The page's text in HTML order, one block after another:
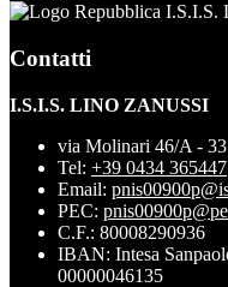
I.S.I.S.
Contatti
I.S.I.S. LINO ZANUSSI
via Molinari 46/A -
Tel: +39 0434 365447
Email:
PEC:
C.F.: 80008290936
IBAN: Intesa
00000046135